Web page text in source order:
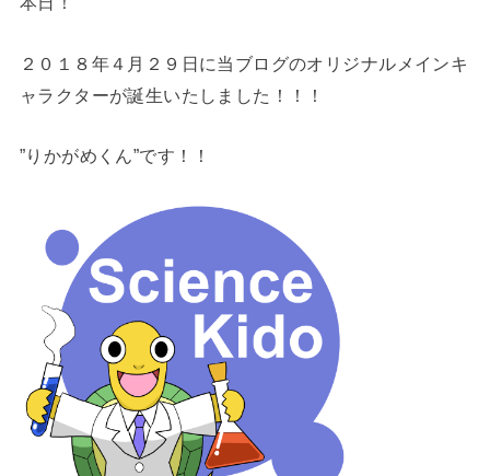
２０１８年４月２９日に当ブログのオリジナルメインキ
ャラクターが誕生いたしました！！！
”りかがめくん”です！！